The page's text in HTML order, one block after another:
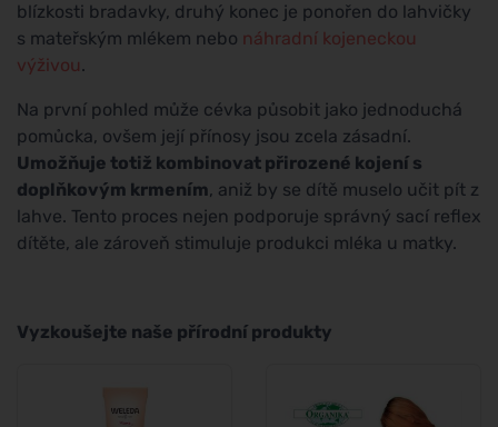
blízkosti bradavky, druhý konec je ponořen do lahvičky
s mateřským mlékem nebo náhradní kojeneckou
výživou.
Na první pohled může cévka působit jako jednoduchá
pomůcka, ovšem její přínosy jsou zcela zásadní.
Umožňuje totiž kombinovat přirozené kojení s
doplňkovým krmením, aniž by se dítě muselo učit pít z
lahve. Tento proces nejen podporuje správný sací reflex
dítěte, ale zároveň stimuluje produkci mléka u matky.
Vyzkoušejte naše přírodní produkty